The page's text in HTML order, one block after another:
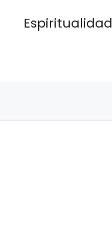
Espiritualidad